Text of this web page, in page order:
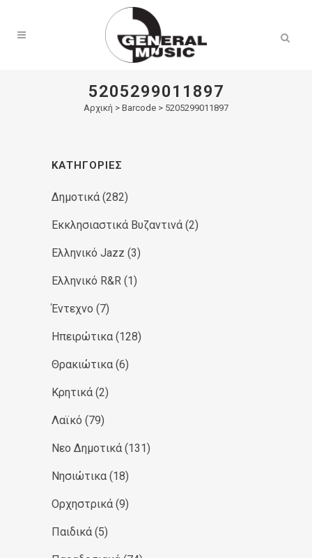
5205299011897
Αρχική > Barcode > 5205299011897
ΚΑΤΗΓΟΡΊΕΣ
Δημοτικά (282)
Εκκλησιαστικά Βυζαντινά (2)
Ελληνικό Jazz (3)
Ελληνικό R&R (1)
Έντεχνο (7)
Ηπειρώτικα (128)
Θρακιώτικα (6)
Κρητικά (2)
Λαϊκό (79)
Νεο Δημοτικά (131)
Νησιώτικα (18)
Ορχηστρικά (9)
Παιδικά (5)